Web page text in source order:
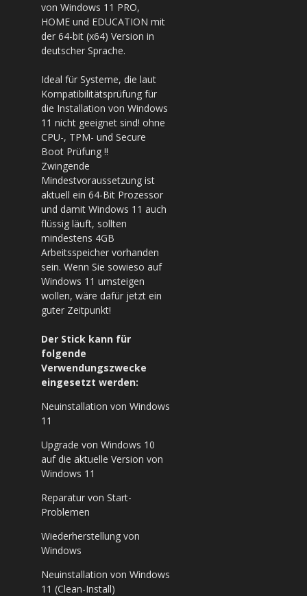
von Windows 11 PRO,
HOME und EDUCATION mit
der 64-bit (x64) Version in
deutscher Sprache.
Ideal für Systeme, die laut
Kompatibilitätsprüfung für
die Installation von Windows
11 nicht geeignet sind! ohne
CPU-, TPM- und Secure
Boot Prüfung !!
Zwingende
Mindestvoraussetzung ist
aktuell ein 64-Bit Prozessor
und damit Windows 11 auch
flüssig läuft, sollten
mindestens 4GB
Arbeitsspeicher vorhanden
sein. Wenn Sie sowieso auf
Windows 11 umsteigen
wollen, wäre dafür jetzt ein
guter Zeitpunkt!
Der Stick kann für
folgende
Verwendungszwecke
eingesetzt werden:
Neuinstallation von Windows
11
Upgrade von Windows 10
auf die aktuelle Version von
Windows 11
Reparatur von Start-
Problemen
Wiederherstellung von
Windows
Neuinstallation von Windows
11 (Clean-Install)